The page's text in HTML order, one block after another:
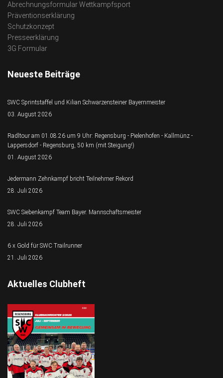
Abrechnungsformular Wettkampfsport
Präventionserklärung
Schutzkonzept
Presseerklärung
3G Formular
Neueste Beiträge
SWC Sprintstaffel und Kilian Schwarzensteiner Bayernmeister
03. August 2026
Radltour am 01.08.26 um 9 Uhr: Regensburg - Pielenhofen - Kallmünz -
Lappersdorf - Regensburg, 50 km (mit Steigung!)
01. August 2026
Jedermann Zehnkampf bricht Teilnehmer Rekord
28. Juli 2026
SWC Siebenkampf Team Bayer. Mannschaftsmeister
28. Juli 2026
6 x Gold für SWC Trailrunner
21. Juli 2026
Aktuelles Clubheft